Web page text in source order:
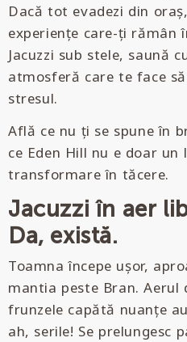
Dacă tot evadezi din
experiențe care-ți rămân
Jacuzzi sub stele, saună
atmosferă care te face
stresul.
Află ce nu ți se spune în
ce Eden Hill nu e doar un
transformare în tăcere.
Jacuzzi în aer
Da, există.
Toamna începe ușor,
mantia peste Bran. Aerul
frunzele capătă nuanțe
ah, serile! Se prelungesc